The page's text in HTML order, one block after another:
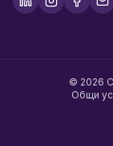
© 2026
Общи